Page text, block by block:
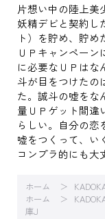
片想い中の陸上美
妖精デビと契約し
ト）を貯め、貯
ＵＰキャンペー
に必要なＵＰは
斗が目をつけたの
た。誠斗の嘘をな
量ＵＰゲット間違
らしい。自分の恋
嘘をつくって、
コンプラ的にも
ホーム
ホーム
庫J